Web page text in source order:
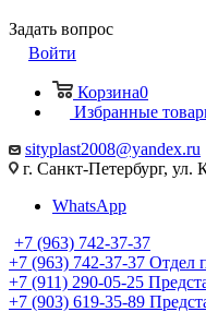
Задать вопрос
Войти
Корзина0
Избранные
sityplast2008@yandex.ru
г. Санкт-Петербург, ул.
WhatsApp
+7 (963) 742-37-37
+7 (963) 742-37-37 Отдел
+7 (911) 290-05-25
+7 (903) 619-35-89